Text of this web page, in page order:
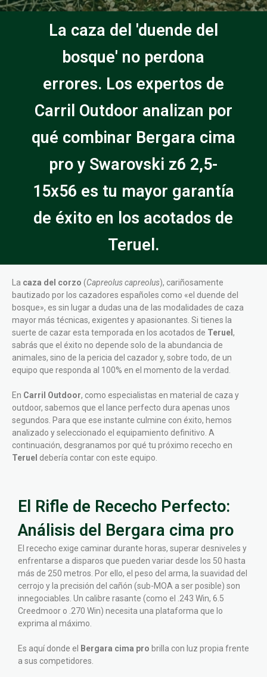
La caza del 'duende del
bosque' no perdona
errores. Los expertos de
Carril Outdoor analizan por
qué combinar Bergara cima
pro y Swarovski z6 2,5-
15x56 es tu mayor garantía
de éxito en los acotados de
Teruel.
La caza del corzo (Capreolus capreolus), cariñosamente
bautizado por los cazadores españoles como «el duende del
bosque», es sin lugar a dudas una de las modalidades de caza
mayor más técnicas, exigentes y apasionantes. Si tienes la
suerte de cazar esta temporada en los acotados de Teruel ,
sabrás que el éxito no depende solo de la abundancia de
animales, sino de la pericia del cazador y, sobre todo, de un
equipo que responda al 100% en el momento de la verdad.
En Carril Outdoor, como especialistas en material de caza y
outdoor, sabemos que el lance perfecto dura apenas unos
segundos. Para que ese instante culmine con éxito, hemos
analizado y seleccionado el equipamiento definitivo. A
continuación, desgranamos por qué tu próximo rececho en
Teruel debería contar con este equipo.
El Rifle de Rececho Perfecto:
Análisis del Bergara cima pro
El rececho exige caminar durante horas, superar desniveles y
enfrentarse a disparos que pueden variar desde los 50 hasta
más de 250 metros. Por ello, el peso del arma, la suavidad del
cerrojo y la precisión del cañón (sub-MOA a ser posible) son
innegociables. Un calibre rasante (como el .243 Win, 6.5
Creedmoor o .270 Win) necesita una plataforma que lo
exprima al máximo.
Es aquí donde el Bergara cima pro brilla con luz propia frente
a sus competidores.